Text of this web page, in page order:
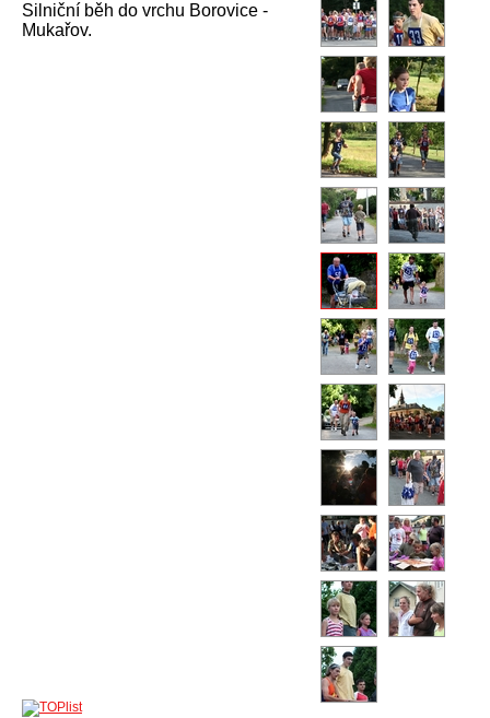
Silniční běh do vrchu Borovice -
Mukařov.